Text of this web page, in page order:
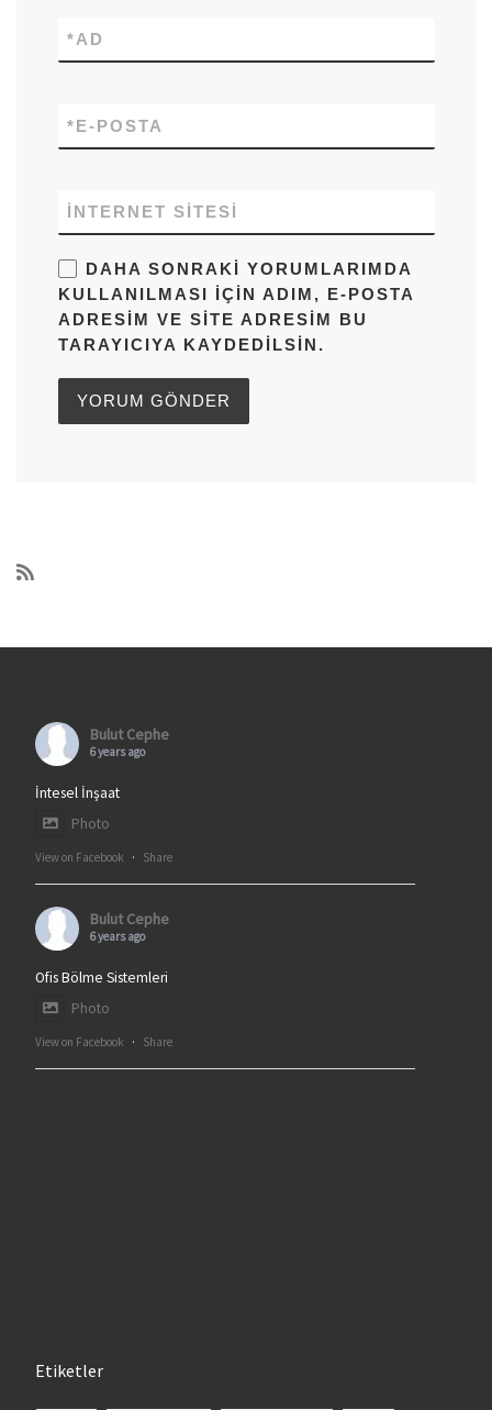
AD
*
E-POSTA
*
İNTERNET SITESI
DAHA SONRAKI YORUMLARIMDA
KULLANILMASI IÇIN ADIM, E-POSTA
ADRESIM VE SITE ADRESIM BU
TARAYICIYA KAYDEDILSIN.
Bulut Cephe
6 years ago
İntesel İnşaat
Photo
View on Facebook · Share
Bulut Cephe
6 years ago
Ofis Bölme Sistemleri
Photo
View on Facebook · Share
Etiketler